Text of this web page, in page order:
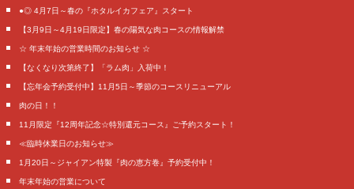
●◎ 4月7日～春の『ホタルイカフェア』スタート
【3月9日～4月19日限定】春の陽気な肉コースの情報解禁
☆ 年末年始の営業時間のお知らせ ☆
【なくなり次第終了】「ラム肉」入荷中！
【忘年会予約受付中】11月5日～季節のコースリニューアル
肉の日！！
11月限定『12周年記念☆特別還元コース』ご予約スタート！
≪臨時休業日のお知らせ≫
1月20日～ジャイアン特製『肉の恵方巻』予約受付中！
年末年始の営業について